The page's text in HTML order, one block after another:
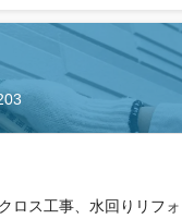
ロス工事、水回りリフォ